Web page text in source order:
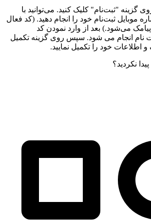
گزینه "ثبت‌نام" کلیک کنید. می‌توانید با
موبایل ثبت‌نام خود را انجام دهید. (کد فعال
می‌شود.) بعد از وارد نمودن کد
نام انجام می شود. سپس روی گزینه تکمیل
اطلاعات خود را تکمیل نمایید.
نکردید؟